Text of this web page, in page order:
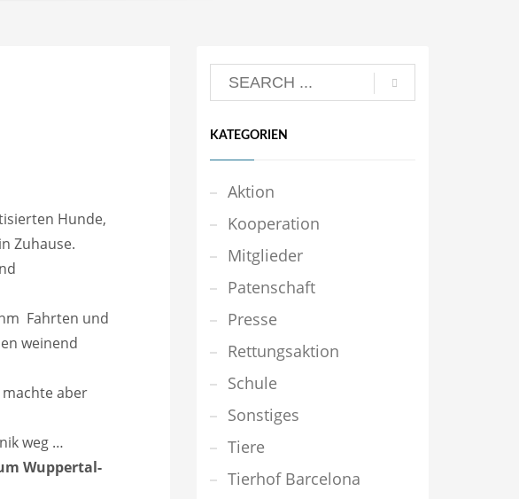
Hunde,
Zuhause.
Fahrten und
weinend
aber
weg …
Wuppertal-
KATEGORIEN
Aktion
Kooperation
Mitglieder
Patenschaft
Presse
Rettungsaktion
Schule
Sonstiges
Tiere
Tierhof Barcelona